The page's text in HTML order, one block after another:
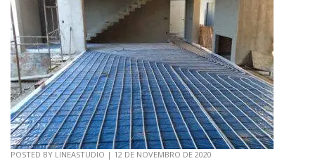
POSTED BY LINEASTUDIO | 12 DE NOVEMBRO DE 2020